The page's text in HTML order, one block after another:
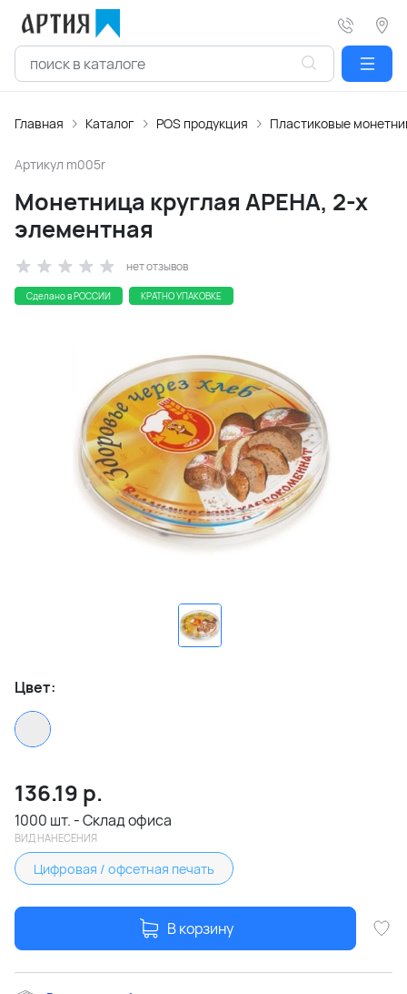
Главная Каталог POS продукция Пластиковые
Артикул m005r
Монетница круглая АРЕНА, 2-х
элементная
нет отзывов
Сделано в РОССИИ КРАТНО УПАКОВКЕ
Цвет:
136.19 р.
1000 шт. - Склад офиса
ВИД НАНЕСЕНИЯ
Цифровая / офсетная печать
В корзину